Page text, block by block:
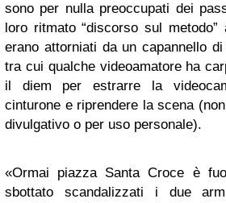
sono per nulla preoccupati dei
loro ritmato “discorso sul metodo”
erano attorniati da un capannello
tra cui qualche videoamatore ha
il diem per estrarre la
cinturone e riprendere la scena
divulgativo o per uso personale).
«Ormai piazza Santa Croce è
sbottato scandalizzati i due